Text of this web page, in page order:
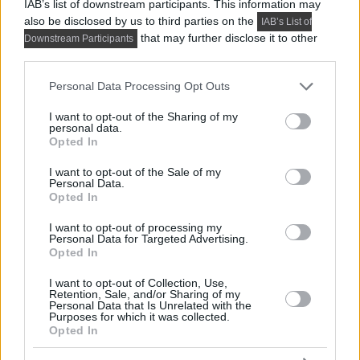
IAB’s list of downstream participants. This information may
also be disclosed by us to third parties on the
IAB’s List of
Downstream Participants
that may further disclose it to other
Please note that this website/app uses one or more Google
not limited to your visit or usage behaviour. You may click to
grant or deny consent to Google and its third-party tags to
use your data for below specified purposes in below Google
consent section.
Personal Data Processing Opt Outs
I want to opt-out of the Sharing of my
personal data.
Opted In
I want to opt-out of the Sale of my
Personal Data.
Opted In
I want to opt-out of processing my
Personal Data for Targeted Advertising.
Opted In
I want to opt-out of Collection, Use,
Retention, Sale, and/or Sharing of my
Personal Data that Is Unrelated with the
Purposes for which it was collected.
Opted In
optimálisabbra alakított 44m2-en
Az 1964-ben épült lakóházban található 44m2-es lakást
nagyszüleitől örökölte a hölgy tulajdonos. Úgy döntött,
hogy lakberendező...